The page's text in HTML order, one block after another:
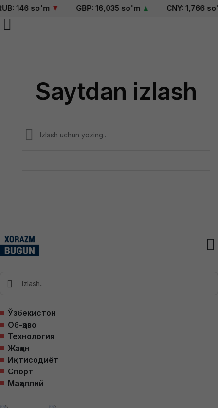
146 so'm▼ GBP: 16,035 so'm▲ CNY: 1,766 so'm
Saytdan izlash
Ўзбекистон
Об-ҳаво
Технология
Жаҳон
Иқтисодиёт
Спорт
Маҳаллий